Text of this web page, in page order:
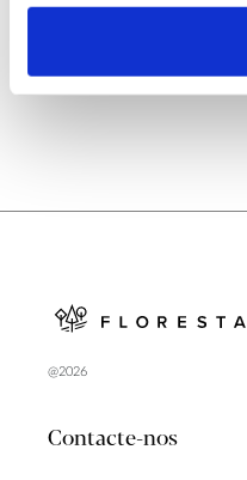
no verão 2026
@2026
Contacte-nos